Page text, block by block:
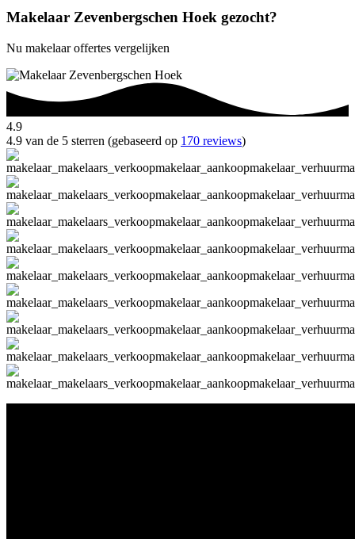
Makelaar Zevenbergschen Hoek gezocht?
Nu makelaar offertes vergelijken
4.9
4.9 van de 5 sterren (gebaseerd op 170 reviews)